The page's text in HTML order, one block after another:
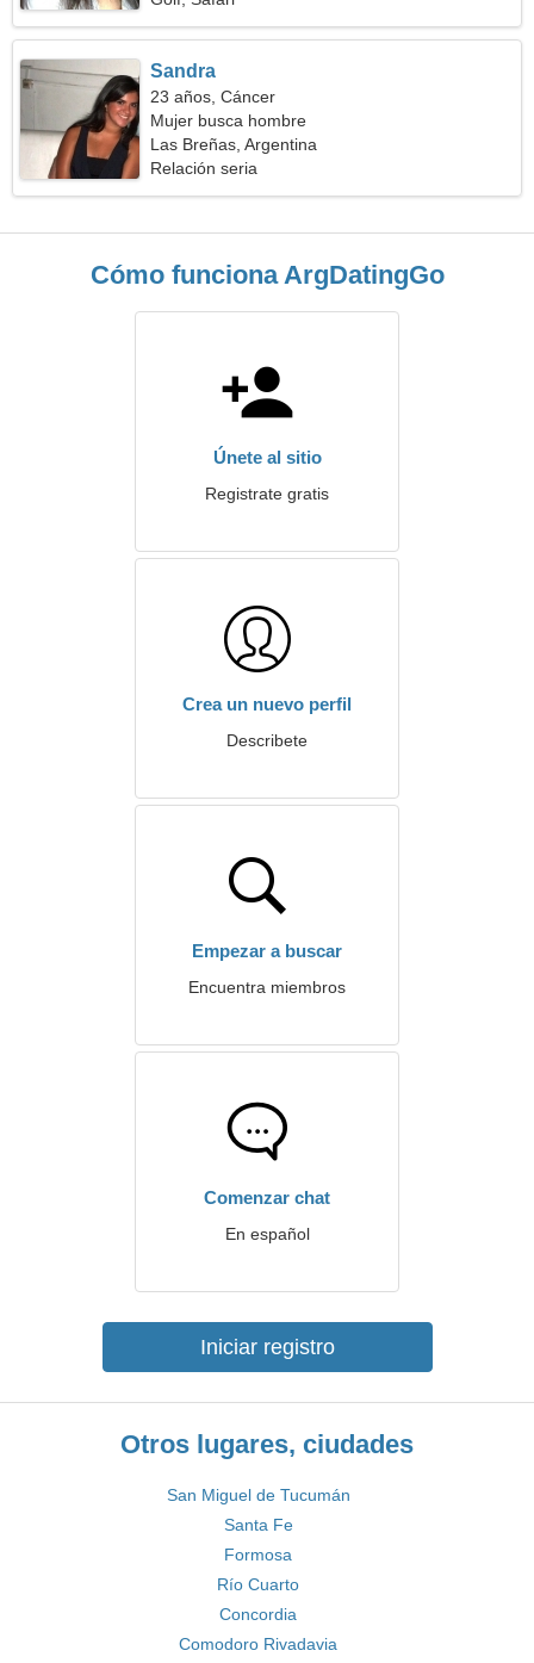
Sandra
23 años, Cáncer
Mujer busca hombre
Las Breñas, Argentina
Relación seria
Cómo funciona ArgDatingGo
Únete al sitio
Registrate gratis
Crea un nuevo perfil
Describete
Empezar a buscar
Encuentra miembros
Comenzar chat
En español
Iniciar registro
Otros lugares, ciudades
San Miguel de Tucumán
Santa Fe
Formosa
Río Cuarto
Concordia
Comodoro Rivadavia